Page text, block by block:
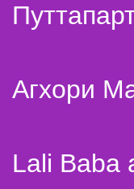
Агхори
Lali Baba